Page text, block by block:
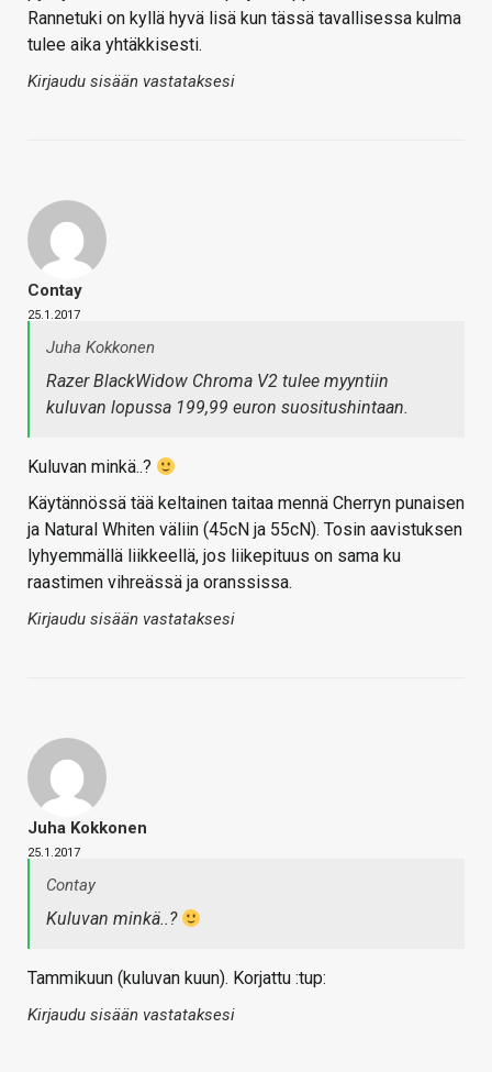
Rannetuki on kyllä hyvä lisä kun tässä tavallisessa kulma
tulee aika yhtäkkisesti.
Kirjaudu sisään vastataksesi
Contay
25.1.2017
Juha Kokkonen
Razer BlackWidow Chroma V2 tulee myyntiin
kuluvan lopussa 199,99 euron suositushintaan.
Kuluvan minkä..?
Käytännössä tää keltainen taitaa mennä Cherryn punaisen
ja Natural Whiten väliin (45cN ja 55cN). Tosin aavistuksen
lyhyemmällä liikkeellä, jos liikepituus on sama ku
raastimen vihreässä ja oranssissa.
Kirjaudu sisään vastataksesi
Juha Kokkonen
25.1.2017
Contay
Kuluvan minkä..?
Tammikuun (kuluvan kuun). Korjattu :tup:
Kirjaudu sisään vastataksesi